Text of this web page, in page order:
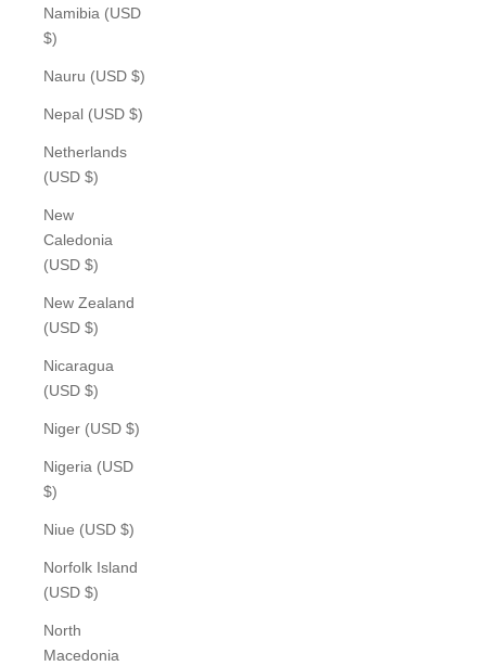
Namibia (USD
$)
Nauru (USD $)
Nepal (USD $)
Netherlands
(USD $)
New
Caledonia
(USD $)
New Zealand
(USD $)
Nicaragua
(USD $)
Niger (USD $)
Nigeria (USD
$)
Niue (USD $)
Norfolk Island
(USD $)
North
Macedonia